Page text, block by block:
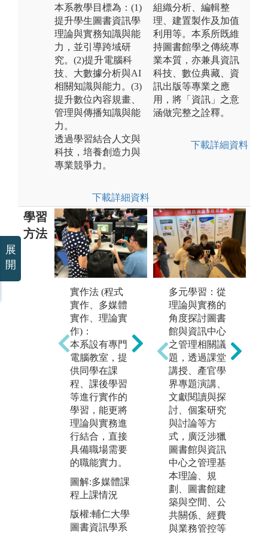
本系教學目標為：(1)
提升學生圖書資訊學
理論與實務知識與能
力，並引導跨域研
究。(2)提升電腦科
技、大數據分析與AI
相關知識與能力。(3)
提升數位內容規畫、
管理與傳播知識與能
力。
透過學習結合人文與
科技，培養創造力與
專業競爭力。
下載詳細資料
組織分析、編輯整
理、建置製作及加值
利用等。本系所既維
持圖書館學之傳統專
業本質，亦兼具資訊
科技、數位典藏、資
訊出版等專業之應
用，將「資訊」之意
涵做完整之詮釋。
下載詳細資料
學習
方法
實作法 (程式
實作、多媒體
實作、理論實
作)：
本系設有專門
電腦教室，提
供同學在課
程、課後學習
等進行實作的
學習，能更將
理論與實務進
行結合，直接
具備職場需要
的職能實力。
圖解:多媒體課
程上課情況
版權:輔仁大學
圖書資訊學系
實務案例分
析：
在理論的學習
基礎上，透過
實際發生的案
例來探討各種
可能的解決方
案，以做為未
來進入實戰職
場的準備，面
對實務困難時
也能學習分析
找出原因，進
而解決問題。
圖解:資訊服務
機構管理上課
情況
版權:輔仁大學
圖書資訊學系
多元學習：從
理論與實務的
角度探討圖書
館與資訊中心
之管理相關議
題，透過課堂
講授、產官學
界專題演講、
文獻閱讀與探
討、個案研究
與討論等方
式，廣泛涉獵
圖書館與資訊
中心之管理基
本理論、規
劃、圖書館建
築與空間、公
共關係、經費
與業務管控等
展
開